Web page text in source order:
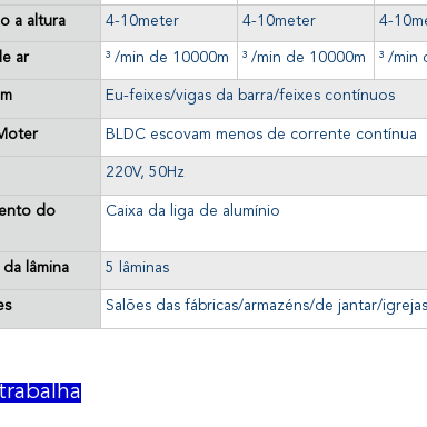
a altura 4-10meter 4-10meter 4-
ar ³ /min de 10000m ³ /min de 10000m ³ /min
Eu-feixes/vigas da barra/feixes contínuos
BLDC escovam menos de corrente contínua
220V, 50Hz
do
Caixa da liga de alumínio
lâmina 5 lâminas
Salões das fábricas/armazéns/de jantar/